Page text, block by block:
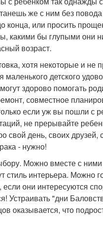
же с ним без повода
конца, или просить
какими бы глупыми они
возраст.
хотя некоторые и не
детского
здорово помогать
совместное
если уж вы пошли с
не прерывайте
свой день, своих друзей,
- нужно!
Можно вместе с ними
стиль интерьера. Можно
они интересуются
Устраивать "дни
оказывается, что